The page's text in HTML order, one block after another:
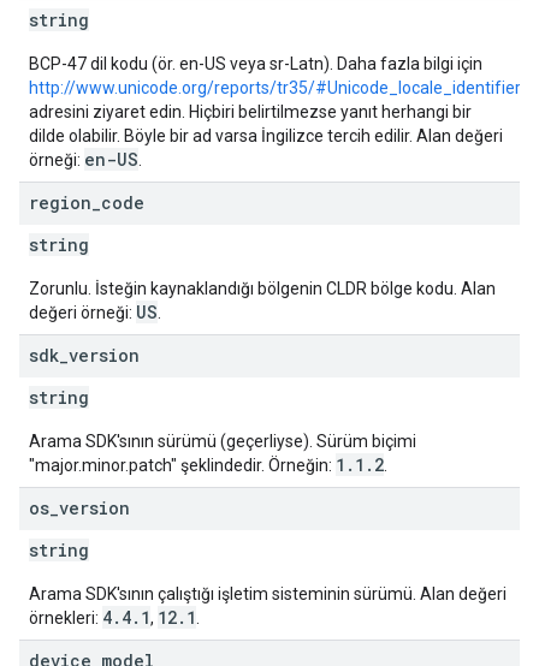
string
BCP-47 dil kodu (ör. en-US veya sr-Latn). Daha fazla bilgi için
http://www.unicode.org/reports/tr35/#Unicode_locale_identifier
adresini ziyaret edin. Hiçbiri belirtilmezse yanıt herhangi bir
dilde olabilir. Böyle bir ad varsa İngilizce tercih edilir. Alan değeri
örneği: en-US
region code
string
Zorunlu. İsteğin kaynaklandığı bölgenin CLDR bölge kodu. Alan
değeri örneği: US
sdk version
string
Arama SDK'sının sürümü (geçerliyse). Sürüm biçimi
"major.minor.patch" şeklindedir. Örneğin: 1.1.2
os version
string
Arama SDK'sının çalıştığı işletim sisteminin sürümü. Alan değeri
örnekleri: 4.4.1, 12.1
device model